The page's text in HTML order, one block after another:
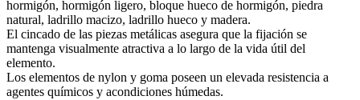
hormigón, hormigón ligero, bloque hueco de hormigón, piedra
natural, ladrillo macizo, ladrillo hueco y madera.
El cincado de las piezas metálicas asegura que la fijación se
mantenga visualmente atractiva a lo largo de la vida útil del
elemento.
Los elementos de nylon y goma poseen un elevada resistencia a
agentes químicos y acondiciones húmedas.